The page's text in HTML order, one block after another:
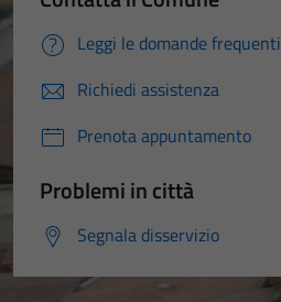
Leggi le domande frequenti
Richiedi assistenza
Prenota appuntamento
Problemi in città
Segnala disservizio